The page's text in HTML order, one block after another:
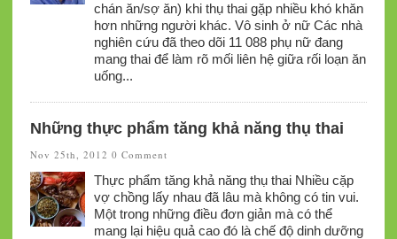
chán ăn/sợ ăn) khi thụ thai gặp nhiều khó khăn
hơn những người khác. Vô sinh ở nữ Các nhà
nghiên cứu đã theo dõi 11 088 phụ nữ đang
mang thai để làm rõ mối liên hệ giữa rối loạn ăn
uống...
Những thực phẩm tăng khả năng thụ thai
Nov 25th, 2012 0 Comment
Thực phẩm tăng khả năng thụ thai Nhiều cặp
vợ chồng lấy nhau đã lâu mà không có tin vui.
Một trong những điều đơn giản mà có thể
mang lại hiệu quả cao đó là chế độ dinh dưỡng